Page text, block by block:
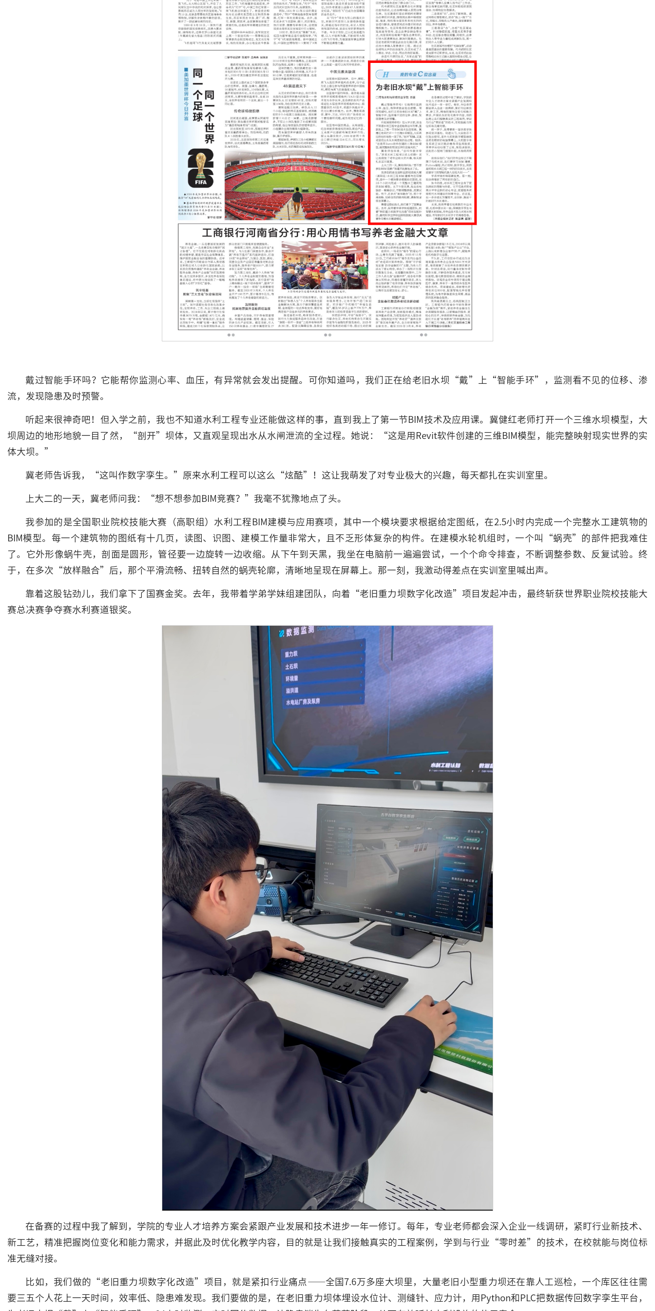
戴过智能手环吗？它能帮你监测心率、血压，有异常就会发出提醒。可你知道吗，我们正在给老旧水坝“戴”上“智能手环”，监测看不见的位移、渗
流，发现隐患及时预警。
听起来很神奇吧！但入学之前，我也不知道水利工程专业还能做这样的事，直到我上了第一节BIM技术及应用课。冀健红老师打开一个三维水坝模型，大
坝周边的地形地貌一目了然，“剖开”坝体，又直观呈现出水从水闸泄流的全过程。她说：“这是用Revit软件创建的三维BIM模型，能完整映射现实世界的实
体大坝。”
冀老师告诉我，“这叫作数字孪生。”原来水利工程可以这么“炫酷”！这让我萌发了对专业极大的兴趣，每天都扎在实训室里。
上大二的一天，冀老师问我：“想不想参加BIM竞赛？”我毫不犹豫地点了头。
我参加的是全国职业院校技能大赛（高职组）水利工程BIM建模与应用赛项，其中一个模块要求根据给定图纸，在2.5小时内完成一个完整水工建筑物的
BIM模型。每一个建筑物的图纸有十几页，读图、识图、建模工作量非常大，且不乏形体复杂的构件。在建模水轮机组时，一个叫“蜗壳”的部件把我难住
了。它外形像蜗牛壳，剖面是圆形，管径要一边旋转一边收缩。从下午到天黑，我坐在电脑前一遍遍尝试，一个个命令排查，不断调整参数、反复试验。终
于，在多次“放样融合”后，那个平滑流畅、扭转自然的蜗壳轮廓，清晰地呈现在屏幕上。那一刻，我激动得差点在实训室里喊出声。
靠着这股钻劲儿，我们拿下了国赛金奖。去年，我带着学弟学妹组建团队，向着“老旧重力坝数字化改造”项目发起冲击，最终斩获世界职业院校技能大
赛总决赛争夺赛水利赛道银奖。
在备赛的过程中我了解到，学院的专业人才培养方案会紧跟产业发展和技术进步一年一修订。每年，专业老师都会深入企业一线调研，紧盯行业新技术、
新工艺，精准把握岗位变化和能力需求，并据此及时优化教学内容，目的就是让我们接触真实的工程案例，学到与行业“零时差”的技术，在校就能与岗位标
准无缝对接。
比如，我们做的“老旧重力坝数字化改造”项目，就是紧扣行业痛点——全国7.6万多座大坝里，大量老旧小型重力坝还在靠人工巡检，一个库区往往需
要三五个人花上一天时间，效率低、隐患难发现。我们要做的是，在老旧重力坝体埋设水位计、测缝针、应力计，用Python和PLC把数据传回数字孪生平台，